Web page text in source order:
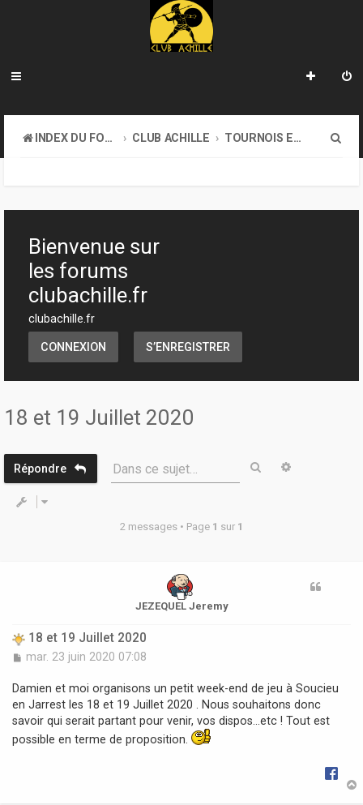
INDEX DU FORUM CLUB ACHILLE TOURNOIS ET EVENEMENTS
h
Bienvenue sur
les forums
clubachille.fr
clubachille.fr
CONNEXION S’ENREGISTRER
18 et 19 Juillet 2020
Répondre Dans ce sujet… Rechercher
2 messages • Page 1 sur 1
JEZEQUEL Jeremy
18 et 19 Juillet 2020
M
s
a
g
e
mar. 23 juin 2020 07:08
Damien et moi organisons un petit week-end de jeu à Soucieu
en Jarrest les 18 et 19 Juillet 2020 . Nous souhaitons donc
savoir qui serait partant pour venir, vos dispos...etc ! Tout est
possible en terme de proposition.